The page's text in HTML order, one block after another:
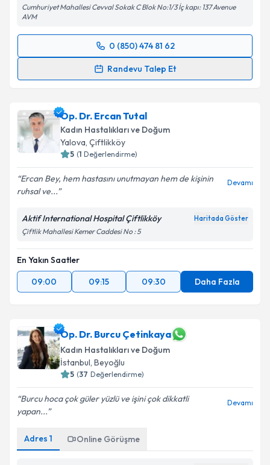
Cumhuriyet Mahallesi Cevval Sokak C Blok No:1/3 İç kapı: 137 Avenue
AVM
0 (850) 474 81 62
Randevu Talep Et
Randevu Takvimi Talebi
takvim hazırlandığında e-posta ile bilgilendireceğiz.
E-posta Adresiniz
kapsamda işlenmesini kabul ediyorum.
Op. Dr. Ercan Tutal
Kadın Hastalıkları ve Doğum
Yalova, Çiftlikköy
5 (1 Değerlendirme)
Ercan Bey, hem hastasını unutmayan hem de kişinin
ruhsal ve...
Devamı
Aktif International Hospital Çiftlikköy Haritada Göster
Çiftlik Mahallesi Kemer Caddesi No : 5
En Yakın Saatler
09:00
09:15 09:30 Daha Fazla
Op. Dr. Burcu Çetinkaya
Kadın Hastalıkları ve Doğum
İstanbul, Beyoğlu
5 (37 Değerlendirme)
Burcu hoca çok güler yüzlü ve işini çok dikkatli
yapan...
Devamı
Adres 1 Online Görüşme